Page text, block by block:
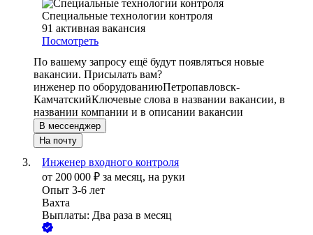
Специальные технологии контроля
91 активная вакансия
Посмотреть
По вашему запросу ещё будут появляться новые
вакансии. Присылать вам?
инженер по оборудованиюПетропавловск-
КамчатскийКлючевые слова в названии вакансии, в
названии компании и в описании вакансии
В мессенджер
На почту
Инженер входного контроля
от 200 000 ₽ за месяц, на руки
Опыт 3-6 лет
Вахта
Выплаты: Два раза в месяц